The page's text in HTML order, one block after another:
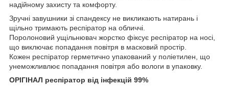
надійному захисту та комфорту.
Зручні завушники зі спандексу не викликають натирань і
щільно тримають респіратор на обличчі.
Поролоновий ущільнювач жорстко фіксує респіратор на носі,
що виключає попадання повітря в масковий простір.
Кожен респіратор герметично упакований у поліетилен, що
унеможливлює попадання повітря або вологи в упаковку.
ОРІГІНАЛ респіратор від інфекцій 99%